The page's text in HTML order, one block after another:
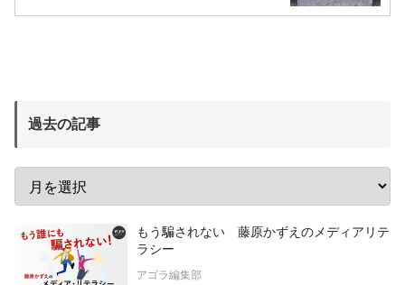
過去の記事
もう騙されない 藤原かずえのメディアリテ
ラシー
アゴラ編集部